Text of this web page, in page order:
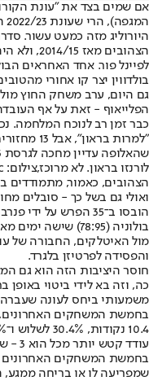
אם שמים בצד את "עונת
היורוליג מזה כמעט עשור.
הצהובים
לפיינל פור. אחד האחראים
בולדווין יצר קו אחורי
גם היום, ערב משחק החוץ
הפלייאוף - זאת על אף
כבר זמן רב לנוכח המלחמה.
"למרות
שהאלופה עדיין מחכה לגרסת 22/23 של הכוכב שלה.
לורנזו בראון. לא מרוכז,צילום: Dragan Tesic
הצהובים, כאמור, מתמודדים
ואולי גם בשל כך - סובלים
הובסו ב־35 הפרש על
בולוניה (78:95)
והפסידה לפרטיזן בלגרד.
חוסר היציבות הזה הוא גם
כה, וזה בא לידי ביטוי
משמעותי ביחס לעונה
בחמשת המשחקים האחרונים,
עודד
בחמשת המשחקים האחרונים